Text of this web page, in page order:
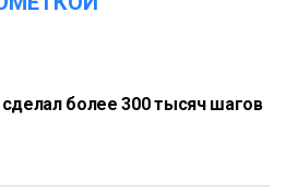
более 300 тысяч шагов